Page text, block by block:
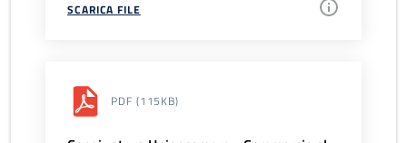
SCARICA FILE
PDF (115KB)